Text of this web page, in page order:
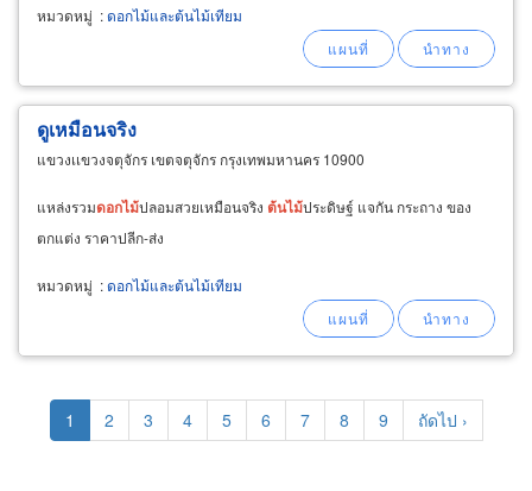
หมวดหมู่ :ดอกไม้และต้นไม้เทียม
ดูเหมือนจริง
แขวงเเขวงจตุจักร เขตจตุจักร กรุงเทพมหานคร 10900
แหล่งรวมดอกไม้ปลอมสวยเหมือนจริง ต้นไม้ประดิษฐ์ แจกัน กระถาง ของ
ตกแต่ง ราคาปลีก-ส่ง
หมวดหมู่ :ดอกไม้และต้นไม้เทียม
Pagination
Current
page
1 Page
2 Page
3 Page
4 Page
5 Page
6 Page
7 Page
8 Page
9
Next
page
ถัดไป ›